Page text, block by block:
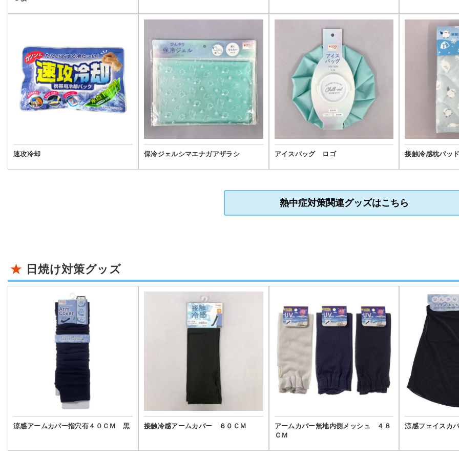
速攻冷却 保冷ジェルシマエナガアザラシ アイスバッグ ロゴ 接触冷感枕パッ
熱中症対策関連グッズはこちら
日焼け対策グッズ
涼感アームカバー指穴有４０ＣＭ 黒 接触冷感アームカバー ６０ＣＭ
アームカバー無地内側メッシュ ４８
ＣＭ
涼感フェイスカ